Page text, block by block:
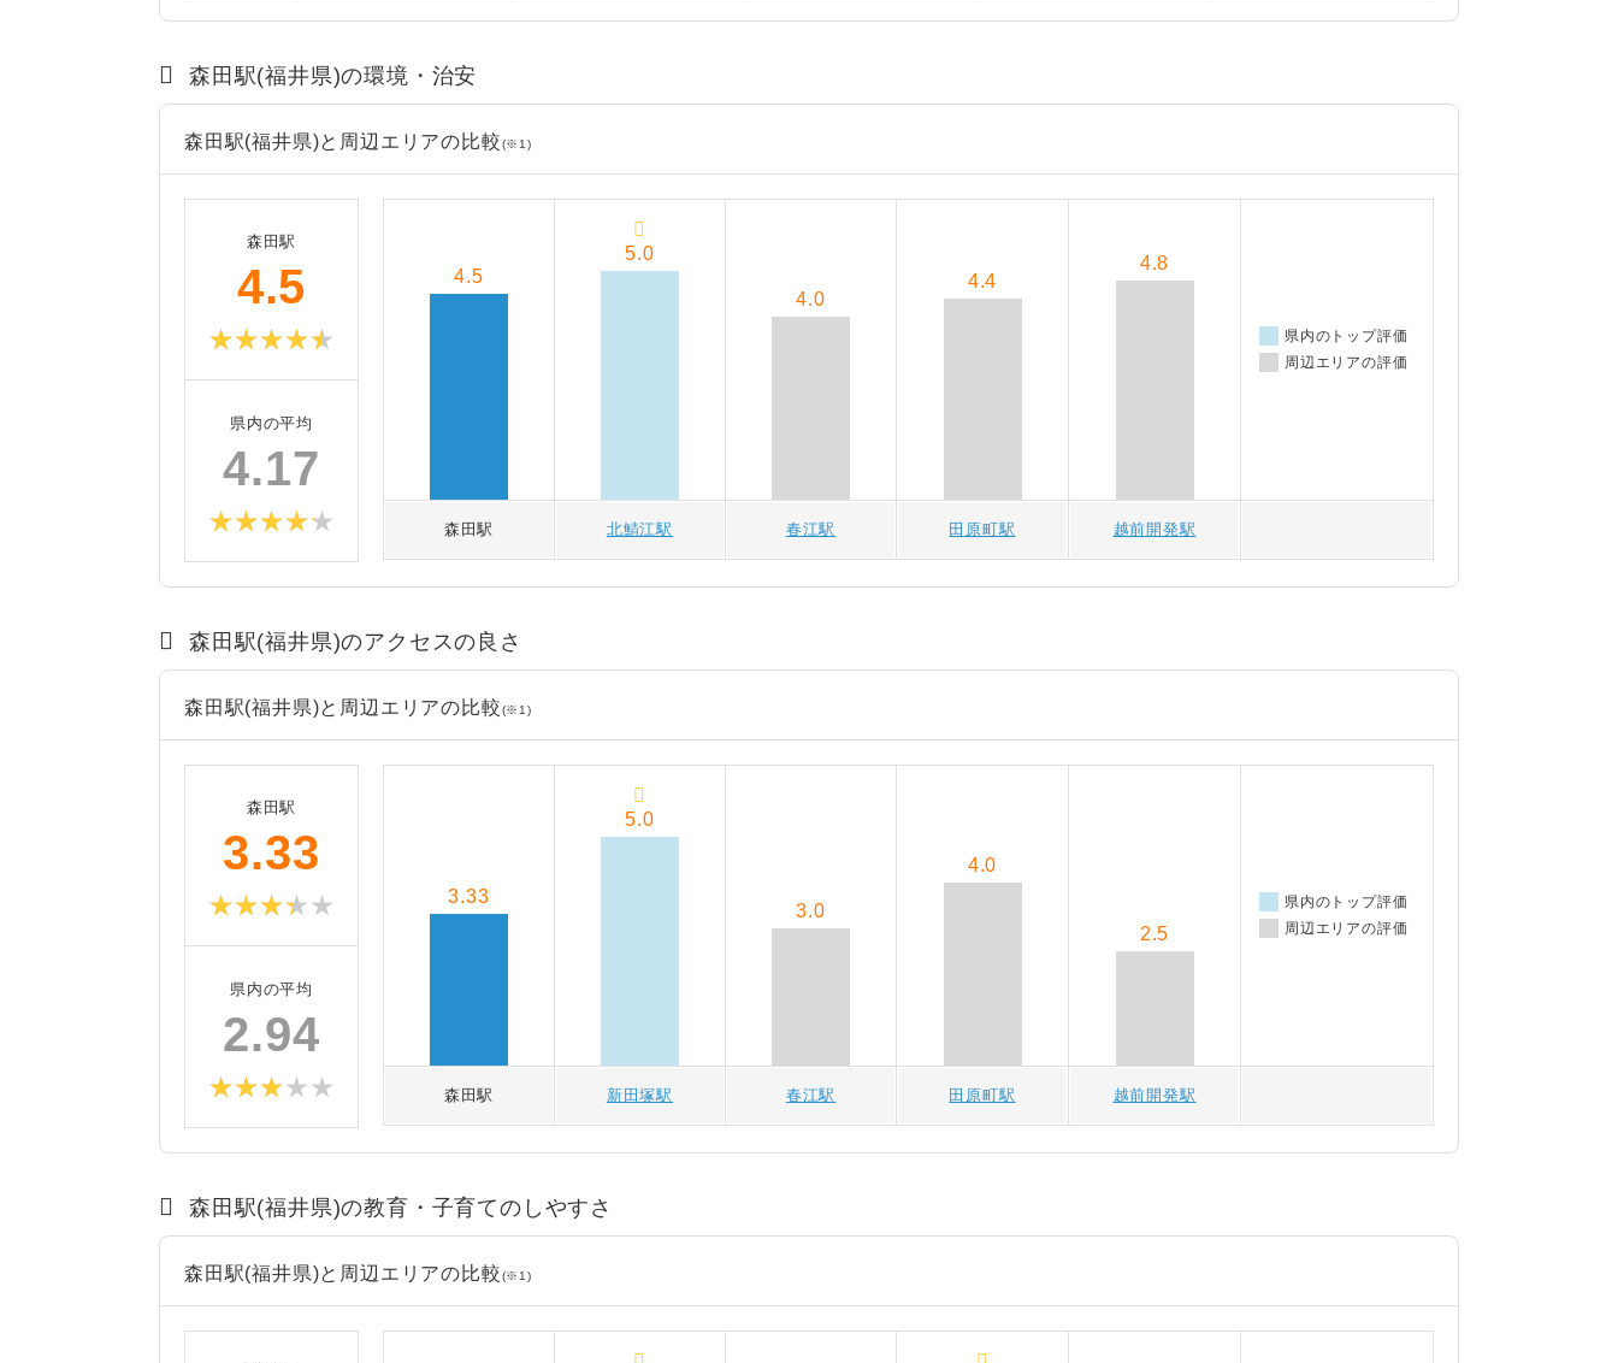
森田駅(福井県)の環境・治安
森田駅(福井県)と周辺エリアの比較(※1)
森田駅
4.5
県内の平均
4.17
森田駅 北鯖江駅 春江駅 田原町駅 越前開発駅
4.5
5.0
4.0
4.4
4.8
県内のトップ評価
周辺エリアの評価
森田駅(福井県)のアクセスの良さ
森田駅(福井県)と周辺エリアの比較(※1)
森田駅
3.33
県内の平均
2.94
森田駅 新田塚駅 春江駅 田原町駅 越前開発駅
3.33
5.0
3.0
4.0
2.5
県内のトップ評価
周辺エリアの評価
森田駅(福井県)の教育・子育てのしやすさ
森田駅(福井県)と周辺エリアの比較(※1)